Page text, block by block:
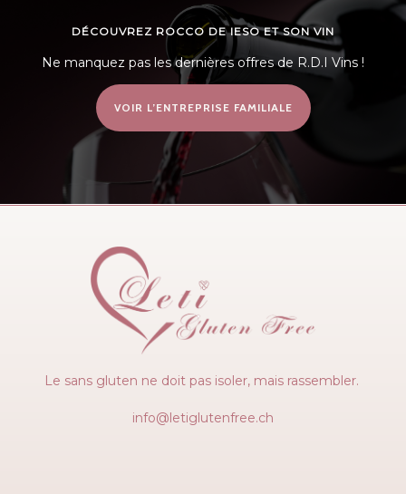
DÉCOUVREZ ROCCO DE IESO ET SON VIN
Ne manquez pas les dernières offres de R.D.I Vins !
VOIR L’ENTREPRISE FAMILIALE
Le sans gluten ne doit pas isoler, mais rassembler.
info@letiglutenfree.ch